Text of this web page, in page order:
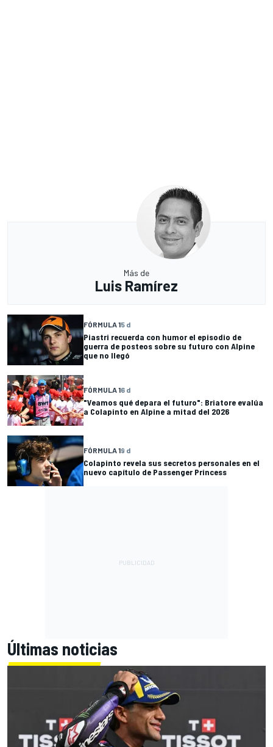
Más de
Luis Ramírez
FÓRMULA 15 d
Piastri recuerda con humor el episodio de
guerra de posteos sobre su futuro con Alpine
que no llegó
FÓRMULA 16 d
"Veamos qué depara el futuro": Briatore evalúa
a Colapinto en Alpine a mitad del 2026
FÓRMULA 19 d
Colapinto revela sus secretos personales en el
nuevo capítulo de Passenger Princess
Últimas noticias